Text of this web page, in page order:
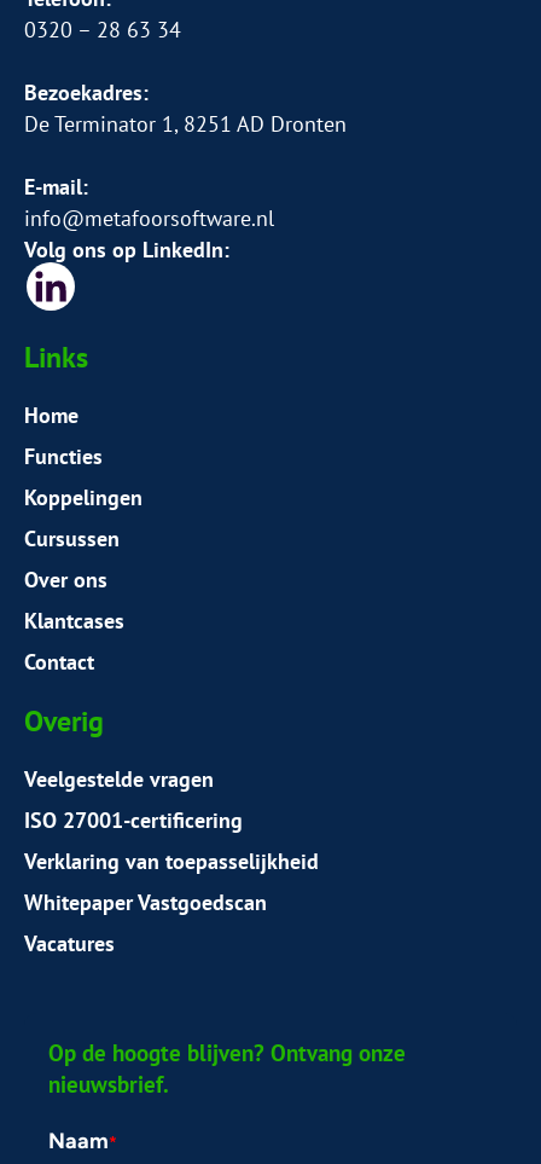
0320 – 28 63 34
Bezoekadres:
De Terminator 1, 8251 AD Dronten
E-mail:
info@metafoorsoftware.nl
Volg ons op LinkedIn:
Links
Home
Functies
Koppelingen
Cursussen
Over ons
Klantcases
Contact
Overig
Veelgestelde vragen
ISO 27001-certificering
Verklaring van toepasselijkheid
Whitepaper Vastgoedscan
Vacatures
Op de hoogte blijven? Ontvang onze
nieuwsbrief.
Naam*